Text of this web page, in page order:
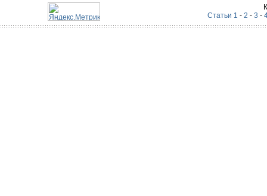
Статьи 1 - 2 - 3 -